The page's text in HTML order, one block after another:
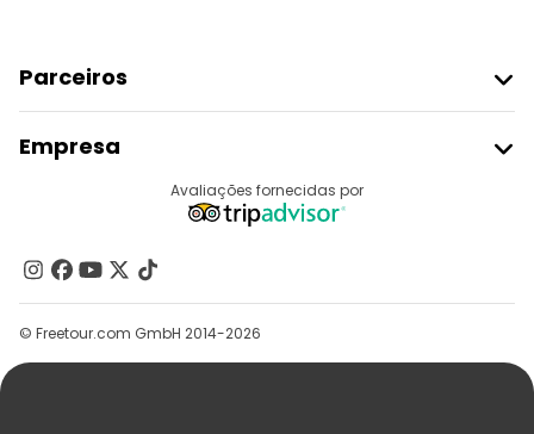
Parceiros
Registo Do Fornecedor
Programa De Afiliados
Empresa
Contacte-Nos
Grupos
Ajuda
Avaliações fornecidas por
© Freetour.com GmbH 2014-2026